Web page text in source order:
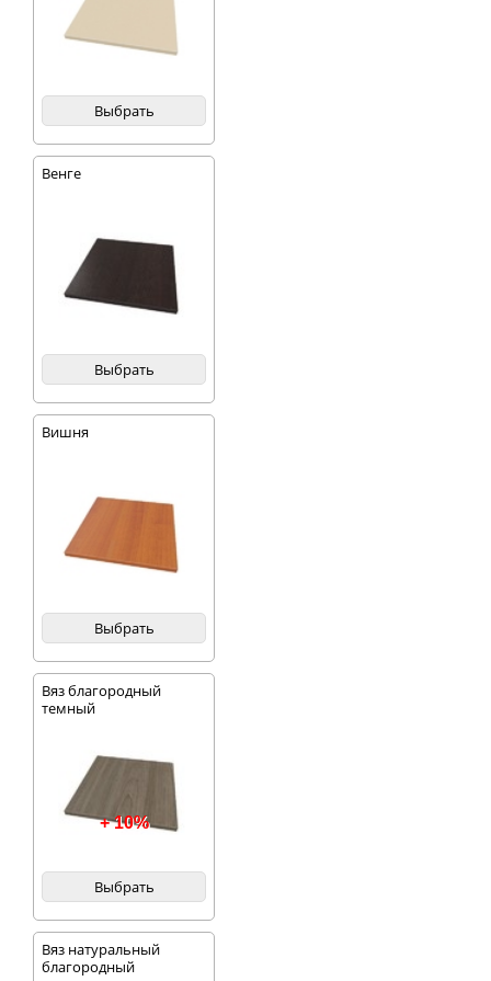
Выбрать
Венге
Выбрать
Вишня
Выбрать
Вяз благородный
темный
+ 10%
Выбрать
Вяз натуральный
благородный